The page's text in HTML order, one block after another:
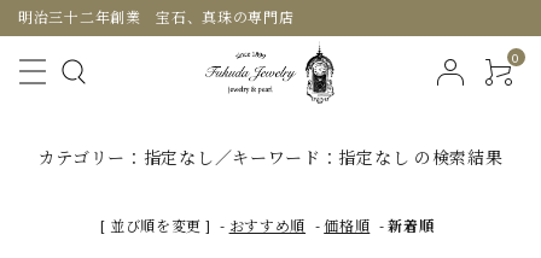
明治三十二年創業 宝石、真珠の専門店
0
カテゴリー：指定なし／キーワード：指定なし の検索結果
[ 並び順を変更 ] - おすすめ順 -価格順 -新着順